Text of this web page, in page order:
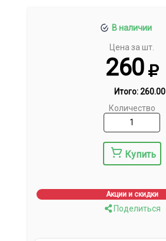
В наличии
Цена за шт.
260
Итого:260.00
Количество
Купить
Акции и скидки
Поделиться